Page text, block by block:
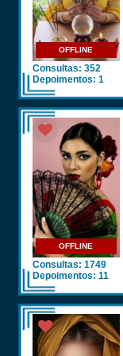
OFFLINE
Consultas: 352
Depoimentos: 1
OFFLINE
Consultas: 1749
Depoimentos: 11